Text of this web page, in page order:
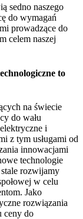
sedno naszego
do wymagań
prowadzące do
celem naszej
to
na świecie
do wału
i
z tym usługami od
innowacjami
technologie
rozwijamy
w celu
Jako
rozwiązania
ceny do